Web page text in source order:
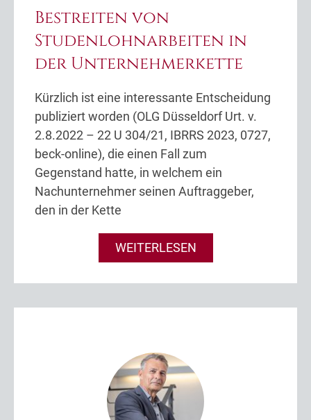
Bestreiten von
Studenlohnarbeiten in
der Unternehmerkette
Kürzlich ist eine interessante Entscheidung
publiziert worden (OLG Düsseldorf Urt. v.
2.8.2022 – 22 U 304/21, IBRRS 2023, 0727,
beck-online), die einen Fall zum
Gegenstand hatte, in welchem ein
Nachunternehmer seinen Auftraggeber,
den in der Kette
WEITERLESEN